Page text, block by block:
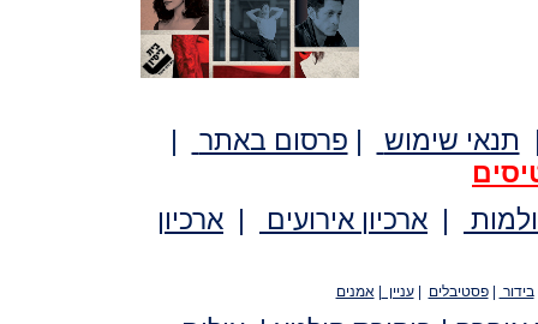
תנאי שימוש | פרסום באתר
|
| ארכיון אירועים | ארכיון
בידור |פסטיבלים |עניין |אמנים